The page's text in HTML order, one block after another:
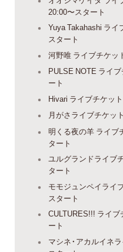
20:00〜スタート
Yuya Takahashi ライ
スタート
河野唯 ライブチケッ
PULSE NOTE ライ
ート
Hivari ライブチケッ
月がさライブチケッ
明くる夜の羊 ライブ
タート
ユルグランドライブ
タート
モモジュンペイライ
スタート
CULTURES!!! ライブ
ート
マシネ・アカルイネ